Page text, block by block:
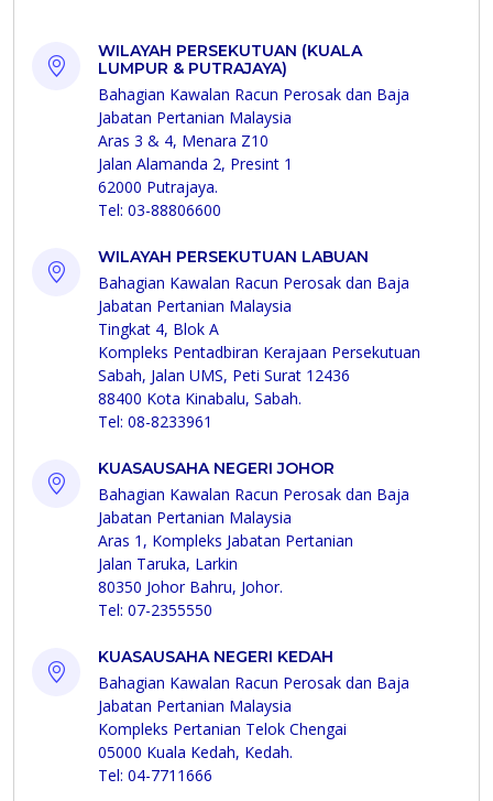
WILAYAH PERSEKUTUAN (KUALA
LUMPUR & PUTRAJAYA)
Bahagian Kawalan Racun Perosak dan Baja
Jabatan Pertanian Malaysia
Aras 3 & 4, Menara Z10
Jalan Alamanda 2, Presint 1
62000 Putrajaya.
Tel: 03-88806600
WILAYAH PERSEKUTUAN LABUAN
Bahagian Kawalan Racun Perosak dan Baja
Jabatan Pertanian Malaysia
Tingkat 4, Blok A
Kompleks Pentadbiran Kerajaan Persekutuan
Sabah, Jalan UMS, Peti Surat 12436
88400 Kota Kinabalu, Sabah.
Tel: 08-8233961
KUASAUSAHA NEGERI JOHOR
Bahagian Kawalan Racun Perosak dan Baja
Jabatan Pertanian Malaysia
Aras 1, Kompleks Jabatan Pertanian
Jalan Taruka, Larkin
80350 Johor Bahru, Johor.
Tel: 07-2355550
KUASAUSAHA NEGERI KEDAH
Bahagian Kawalan Racun Perosak dan Baja
Jabatan Pertanian Malaysia
Kompleks Pertanian Telok Chengai
05000 Kuala Kedah, Kedah.
Tel: 04-7711666